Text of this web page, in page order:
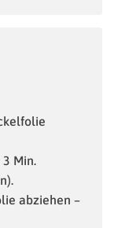
Min.
abziehen –